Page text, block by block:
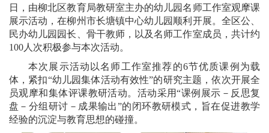
日，由柳北区教育局教研室主办的幼儿园名师工作室观摩课
展示活动，在柳州市长塘镇中心幼儿园顺利开展。全区公、
民办幼儿园园长、骨干教师，以及名师工作室成员，共计约
100人次积极参与本次活动。
本次展示活动以名师工作室推荐的6节优质课例为载
体，紧扣“幼儿园集体活动有效性”的研究主题，依次开展全
员观摩和集体评课教研活动。活动采用“课例展示－反思复
盘－分组研讨－成果输出”的闭环教研模式，旨在促进教学
经验的沉淀与教育思想的碰撞。